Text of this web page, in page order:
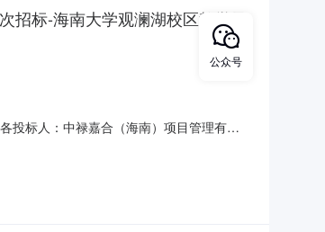
标-海南大学观澜湖校区教学及
投标人：中禄嘉合（海南）项目管理有限
楼北侧）202开标室顺利完成开标工作，
公众号